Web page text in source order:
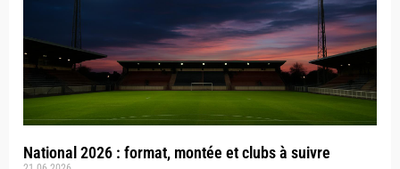
National 2026 : format, montée et clubs à suivre